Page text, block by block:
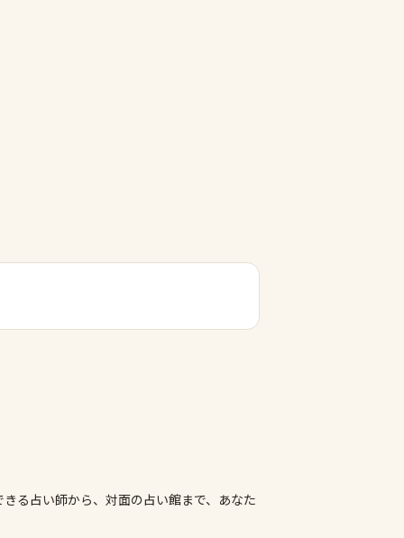
る占い師から、対面の占い館まで、あなた